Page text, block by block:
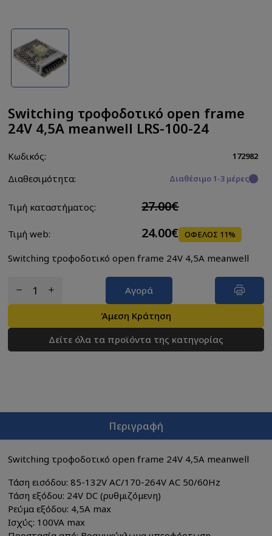
Switching τροφοδοτικό open frame
24V 4,5A meanwell LRS-100-24
Κωδικός: 172982
Διαθεσιμότητα: Διαθέσιμο 1-3 μέρες
Τιμή καταστήματος: 27.00€
Τιμή web: 24.00€ ΟΦΕΛΟΣ 11%
Switching τροφοδοτικό open frame 24V 4,5A meanwell
Αγορά
Άμεση Κράτηση
Δείτε όλα τα προϊόντα της κατηγορίας
Περιγραφή
Switching τροφοδοτικό open frame 24V 4,5A meanwell
Τάση εισόδου: 85-132V AC/170-264V AC 50/60Hz
Τάση εξόδου: 24V DC (ρυθμιζόμενη)
Ρεύμα εξόδου: 4,5A max
Ισχύς: 100VA max